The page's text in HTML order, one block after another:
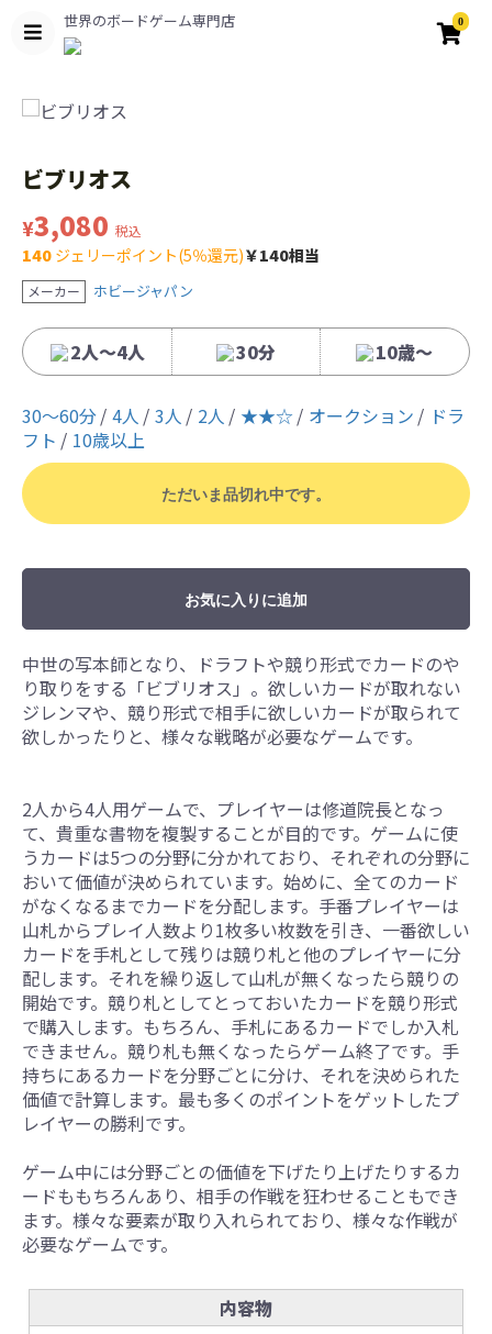
世界のボードゲーム専門店 0
ビブリオス
¥3,080 税込
140 ジェリーポイント(5％還元)￥140相当
メーカー ホビージャパン
2人〜4人 30分 10歳〜
30〜60分 4人 3人 2人 ★★☆ オークション
ドラ
フト
10歳以上
ただいま品切れ中です。
お気に入りに追加
中世の写本師となり、ドラフトや競り形式でカードのや
り取りをする「ビブリオス」。欲しいカードが取れない
ジレンマや、競り形式で相手に欲しいカードが取られて
欲しかったりと、様々な戦略が必要なゲームです。
2人から4人用ゲームで、プレイヤーは修道院長となっ
て、貴重な書物を複製することが目的です。ゲームに使
うカードは5つの分野に分かれており、それぞれの分野に
おいて価値が決められています。始めに、全てのカード
がなくなるまでカードを分配します。手番プレイヤーは
山札からプレイ人数より1枚多い枚数を引き、一番欲しい
カードを手札として残りは競り札と他のプレイヤーに分
配します。それを繰り返して山札が無くなったら競りの
開始です。競り札としてとっておいたカードを競り形式
で購入します。もちろん、手札にあるカードでしか入札
できません。競り札も無くなったらゲーム終了です。手
持ちにあるカードを分野ごとに分け、それを決められた
価値で計算します。最も多くのポイントをゲットしたプ
レイヤーの勝利です。
ゲーム中には分野ごとの価値を下げたり上げたりするカ
ードももちろんあり、相手の作戦を狂わせることもでき
ます。様々な要素が取り入れられており、様々な作戦が
必要なゲームです。
内容物